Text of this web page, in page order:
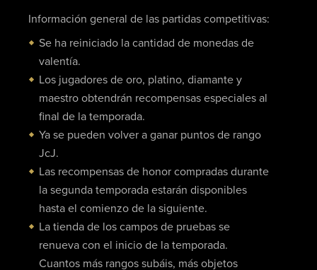
Información general de las partidas competitivas:
Se ha reiniciado la cantidad de monedas de
valentía.
Los jugadores de oro, platino, diamante y
maestro obtendrán recompensas especiales al
final de la temporada.
Ya se pueden volver a ganar puntos de rango
JcJ.
Las recompensas de honor compradas durante
la segunda temporada estarán disponibles
hasta el comienzo de la siguiente.
La tienda de los campos de pruebas se
renueva con el inicio de la temporada.
Cuantos más rangos subáis, más objetos